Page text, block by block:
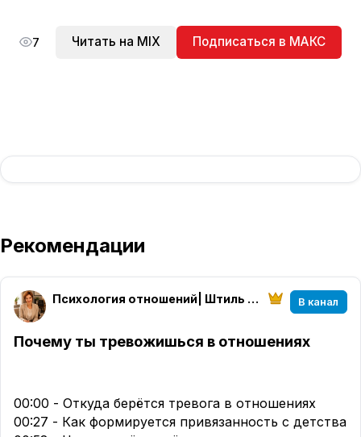
7 Читать на MIX Подписаться в МАКС
Рекомендации
Психология отношений| Штиль в душе В канал
Почему ты тревожишься в отношениях
00:00 - Откуда берётся тревога в отношениях
00:27 - Как формируется привязанность с детства